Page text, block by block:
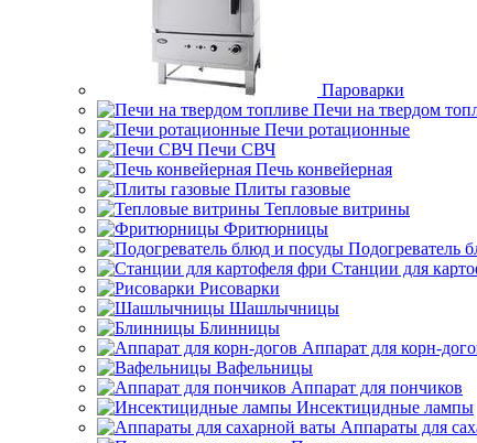
Пароварки
Печи на твердом
Печи ротационные
Печи СВЧ
Печь конвейерная
Плиты газовые
Тепловые витрины
Фритюрницы
Подогреватель
Станции для
Рисоварки
Шашлычницы
Блинницы
Аппарат для корн-
Вафельницы
Аппарат для пончиков
Инсектицидные лампы
Аппараты для